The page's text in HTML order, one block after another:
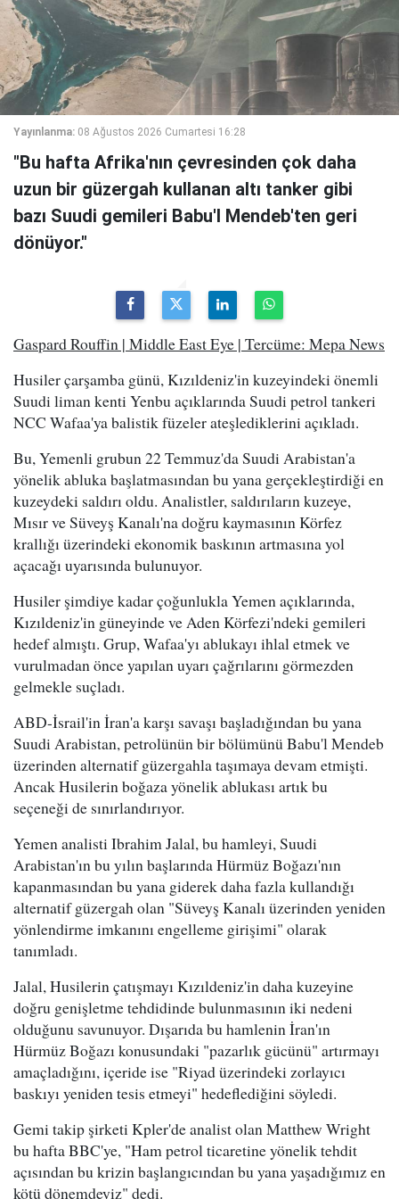
Yayınlanma: 08 Ağustos 2026 Cumartesi 16:28
"Bu hafta Afrika'nın çevresinden çok daha
uzun bir güzergah kullanan altı tanker gibi
bazı Suudi gemileri Babu'l Mendeb'ten geri
dönüyor."
Gaspard Rouffin | Middle East Eye | Tercüme: Mepa News
Husiler çarşamba günü, Kızıldeniz'in kuzeyindeki önemli
Suudi liman kenti Yenbu açıklarında Suudi petrol tankeri
NCC Wafaa'ya balistik füzeler ateşlediklerini açıkladı.
Bu, Yemenli grubun 22 Temmuz'da Suudi Arabistan'a
yönelik abluka başlatmasından bu yana gerçekleştirdiği en
kuzeydeki saldırı oldu. Analistler, saldırıların kuzeye,
Mısır ve Süveyş Kanalı'na doğru kaymasının Körfez
krallığı üzerindeki ekonomik baskının artmasına yol
açacağı uyarısında bulunuyor.
Husiler şimdiye kadar çoğunlukla Yemen açıklarında,
Kızıldeniz'in güneyinde ve Aden Körfezi'ndeki gemileri
hedef almıştı. Grup, Wafaa'yı ablukayı ihlal etmek ve
vurulmadan önce yapılan uyarı çağrılarını görmezden
gelmekle suçladı.
ABD-İsrail'in İran'a karşı savaşı başladığından bu yana
Suudi Arabistan, petrolünün bir bölümünü Babu'l Mendeb
üzerinden alternatif güzergahla taşımaya devam etmişti.
Ancak Husilerin boğaza yönelik ablukası artık bu
seçeneği de sınırlandırıyor.
Yemen analisti Ibrahim Jalal, bu hamleyi, Suudi
Arabistan'ın bu yılın başlarında Hürmüz Boğazı'nın
kapanmasından bu yana giderek daha fazla kullandığı
alternatif güzergah olan "Süveyş Kanalı üzerinden yeniden
yönlendirme imkanını engelleme girişimi" olarak
tanımladı.
Jalal, Husilerin çatışmayı Kızıldeniz'in daha kuzeyine
doğru genişletme tehdidinde bulunmasının iki nedeni
olduğunu savunuyor. Dışarıda bu hamlenin İran'ın
Hürmüz Boğazı konusundaki "pazarlık gücünü" artırmayı
amaçladığını, içeride ise "Riyad üzerindeki zorlayıcı
baskıyı yeniden tesis etmeyi" hedeflediğini söyledi.
Gemi takip şirketi Kpler'de analist olan Matthew Wright
bu hafta BBC'ye, "Ham petrol ticaretine yönelik tehdit
açısından bu krizin başlangıcından bu yana yaşadığımız en
kötü dönemdeyiz" dedi.